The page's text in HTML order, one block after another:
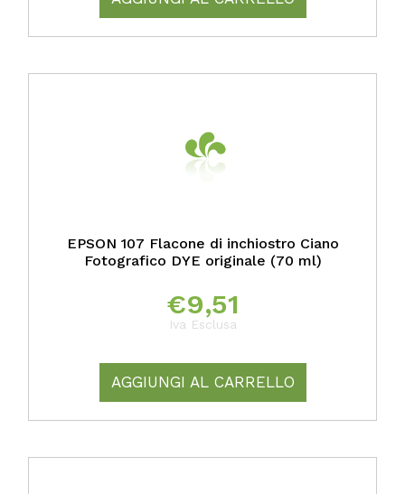
EPSON 107 Flacone di inchiostro Ciano
Fotografico DYE originale (70 ml)
€9,51
Iva Esclusa
AGGIUNGI AL CARRELLO